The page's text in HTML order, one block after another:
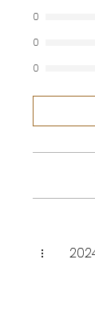
0
0
0